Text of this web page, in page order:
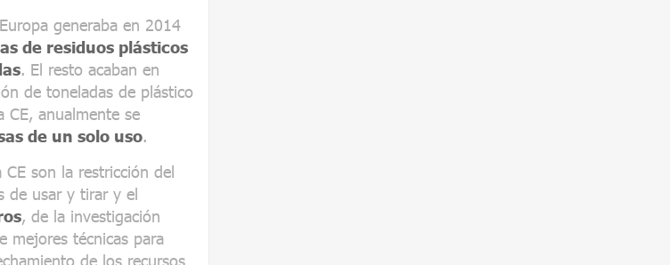
generaba en 2014
de residuos plásticos
. El resto acaban en
de toneladas de plástico
CE, anualmente se
de un solo uso.
son la restricción del
de usar y tirar y el
, de la investigación
mejores técnicas para
de los recursos